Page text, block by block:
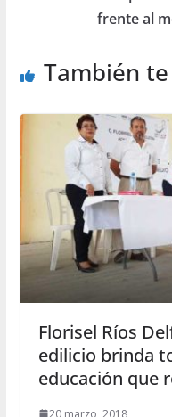
frente al
También
Florisel Ríos
edilicio brinda
educación que
20 marzo, 2018